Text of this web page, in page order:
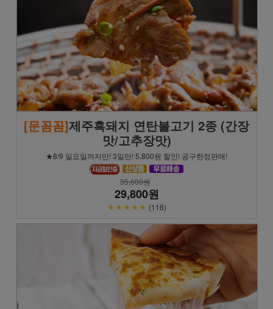
[문꼼꼼]제주흑돼지 연탄불고기 2종 (간장
맛/고추장맛)
★8/9 일요일까지만! 3일만! 5,800원 할인! 공구한정판매!
35,600원
29,800원
★★★★★ (116)